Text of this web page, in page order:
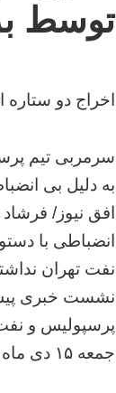
توسط
اخراج دو
سرمربی تیم
به دلیل بی
افق نیوز/
انضباطی با
نفت تهران
نشست خبری پیش
جمعه ۱۵ دی ماه در ورزشگاه آزادی به مصاف هم می روند.